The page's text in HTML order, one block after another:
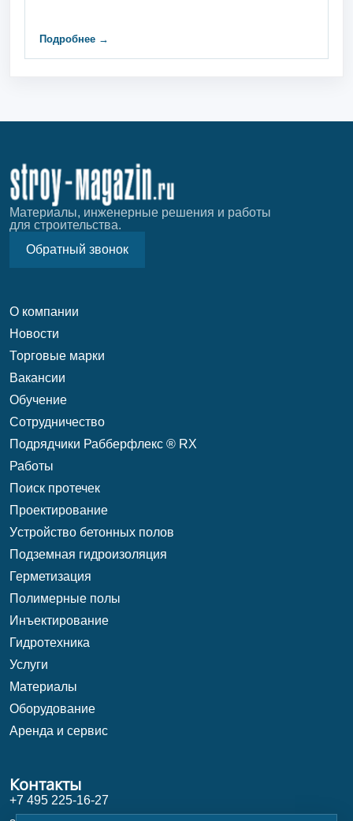
Подробнее →
Материалы, инженерные решения и работы
для строительства.
Обратный звонок
О компании
Новости
Торговые марки
Вакансии
Обучение
Сотрудничество
Подрядчики Рабберфлекс ® RX
Работы
Поиск протечек
Проектирование
Уcтройство бетонных полов
Подземная гидроизоляция
Герметизация
Полимерные полы
Инъектирование
Гидротехника
Услуги
Материалы
Оборудование
Аренда и сервис
Контакты
+7 495 225-16-27